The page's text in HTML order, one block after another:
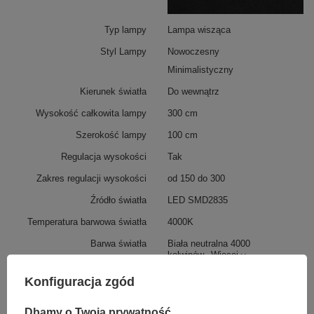
Typ lampy Lampa wisząca
Styl Lampy
Nowoczesny
Minimalistyczny
Kierunek światła Do wewnątrz
Wysokość całkowita lampy 300 cm
Szerokość lampy 100 cm
Regulacja wysokości Tak
Zakres regulacji wysokości od 150 do 300
Źródło światła LED SMD2835
Temperatura barwowa światła 4000K
Barwa światła
Biała neutralna 4000
kelwinów
Więcej
Konfiguracja zgód